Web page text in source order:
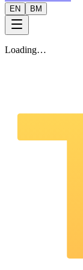
EN BM
Loading…